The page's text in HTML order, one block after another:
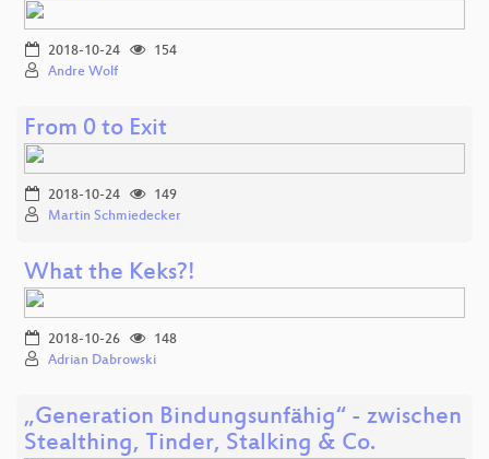
2018-10-24
154
Andre Wolf
From 0 to Exit
2018-10-24
149
Martin Schmiedecker
What the Keks?!
2018-10-26
148
Adrian Dabrowski
„Generation Bindungsunfähig“ - zwischen
Stealthing, Tinder, Stalking & Co.